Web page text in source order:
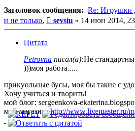
Заголовок сообщения: Re: Игрушки
и не только.
Сообщение
sevsiu » 14 июн 2014,
Цитата
Petrovna писал(а):Не
)))моя работа.....
прикуольные бусы, моя бы такие с
Хочу учиться и творить!
мой блог: sergeenkova-
мой магазин:http://www.livemaster.ru/